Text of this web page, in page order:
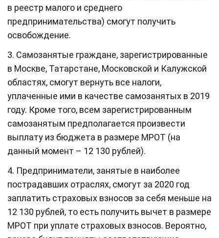
в реестр малого и среднего
предпринимательства) смогут получить
освобождение.
3. Самозанятые граждане, зарегистрированные
в Москве, Татарстане, Московской и Калужской
областях, смогут вернуть все налоги,
уплаченные ими в качестве самозанятых в 2019
году. Кроме того, всем зарегистрированным
самозанятым предполагается произвести
выплату из бюджета в размере МРОТ (на
данный момент – 12 130 рублей).
4. Предприниматели, занятые в наиболее
пострадавших отраслях, смогут за 2020 год
заплатить страховых взносов за себя меньше на
12 130 рублей, то есть получить вычет в размере
МРОТ при уплате страховых взносов. Вероятно,